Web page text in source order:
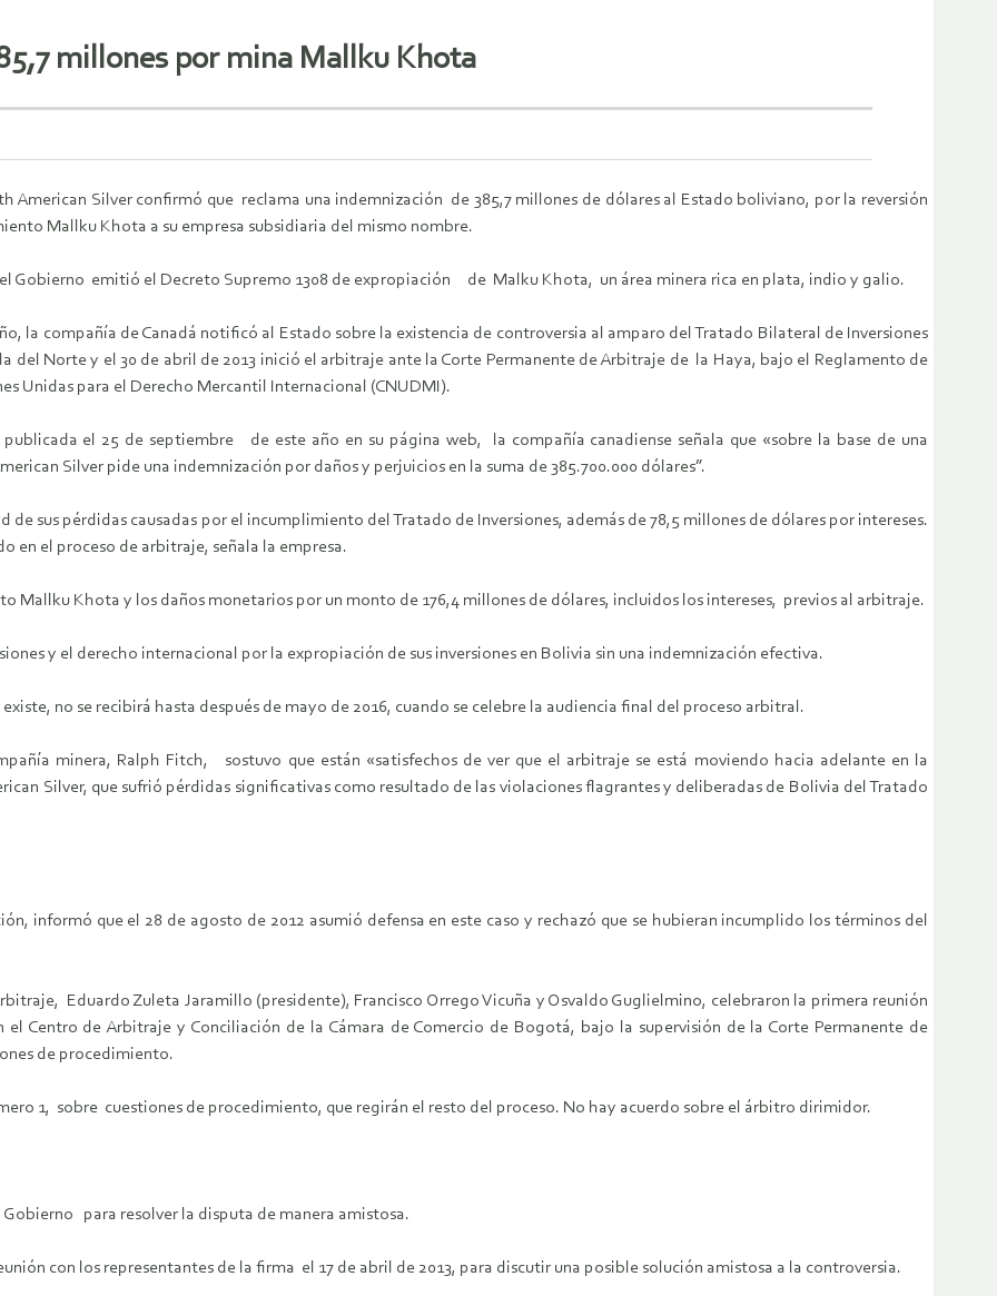
millones por mina Mallku Khota
American Silver confirmó que reclama una indemnización de 385,7 millones de dólares al Estado boliviano, por la reversión
Mallku Khota a su empresa subsidiaria del mismo nombre.
Gobierno emitió el Decreto Supremo 1308 de expropiación de Malku Khota, un área minera rica en plata, indio y galio.
la compañía de Canadá notificó al Estado sobre la existencia de controversia al amparo del Tratado Bilateral de Inversiones
del Norte y el 30 de abril de 2013 inició el arbitraje ante la Corte Permanente de Arbitraje de la Haya, bajo el Reglamento de
Unidas para el Derecho Mercantil Internacional (CNUDMI).
el 25 de septiembre de este año en su página web, la compañía canadiense señala que «sobre la base de una
Silver pide una indemnización por daños y perjuicios en la suma de 385.700.000 dólares”.
sus pérdidas causadas por el incumplimiento del Tratado de Inversiones, además de 78,5 millones de dólares por intereses.
en el proceso de arbitraje, señala la empresa.
Mallku Khota y los daños monetarios por un monto de 176,4 millones de dólares, incluidos los intereses, previos al arbitraje.
y el derecho internacional por la expropiación de sus inversiones en Bolivia sin una indemnización efectiva.
no se recibirá hasta después de mayo de 2016, cuando se celebre la audiencia final del proceso arbitral.
minera, Ralph Fitch, sostuvo que están «satisfechos de ver que el arbitraje se está moviendo hacia adelante en la
Silver, que sufrió pérdidas significativas como resultado de las violaciones flagrantes y deliberadas de Bolivia del Tratado
informó que el 28 de agosto de 2012 asumió defensa en este caso y rechazó que se hubieran incumplido los términos del
Eduardo Zuleta Jaramillo (presidente), Francisco Orrego Vicuña y Osvaldo Guglielmino, celebraron la primera reunión
Centro de Arbitraje y Conciliación de la Cámara de Comercio de Bogotá, bajo la supervisión de la Corte Permanente de
de procedimiento.
1, sobre cuestiones de procedimiento, que regirán el resto del proceso. No hay acuerdo sobre el árbitro dirimidor.
para resolver la disputa de manera amistosa.
con los representantes de la firma el 17 de abril de 2013, para discutir una posible solución amistosa a la controversia.